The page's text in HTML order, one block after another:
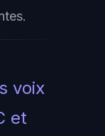
voix
et